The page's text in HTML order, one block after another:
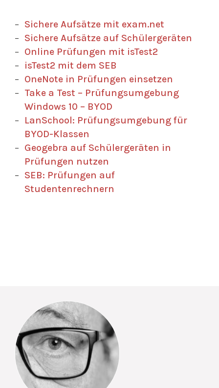
Sichere Aufsätze mit exam.net
Sichere Aufsätze auf Schülergeräten
Online Prüfungen mit isTest2
isTest2 mit dem SEB
OneNote in Prüfungen einsetzen
Take a Test – Prüfungsumgebung
Windows 10 – BYOD
LanSchool: Prüfungsumgebung für
BYOD-Klassen
Geogebra auf Schülergeräten in
Prüfungen nutzen
SEB: Prüfungen auf
Studentenrechnern